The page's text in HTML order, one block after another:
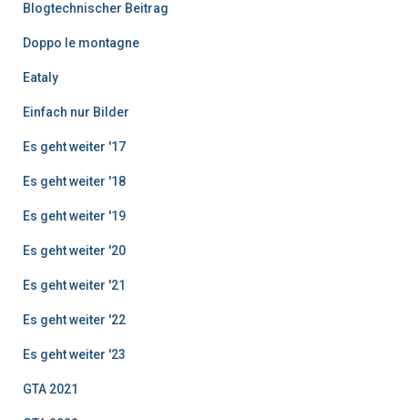
Blogtechnischer Beitrag
Doppo le montagne
Eataly
Einfach nur Bilder
Es geht weiter '17
Es geht weiter '18
Es geht weiter '19
Es geht weiter '20
Es geht weiter '21
Es geht weiter '22
Es geht weiter '23
GTA 2021